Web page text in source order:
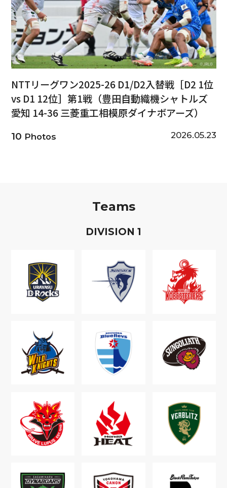
NTTリーグワン2025-26 D1/D2入替戦［D2 1位
vs D1 12位］第1戦（豊田自動織機シャトルズ
愛知 14-36 三菱重工相模原ダイナボアーズ）
10 Photos 2026.05.23
Teams
DIVISION 1